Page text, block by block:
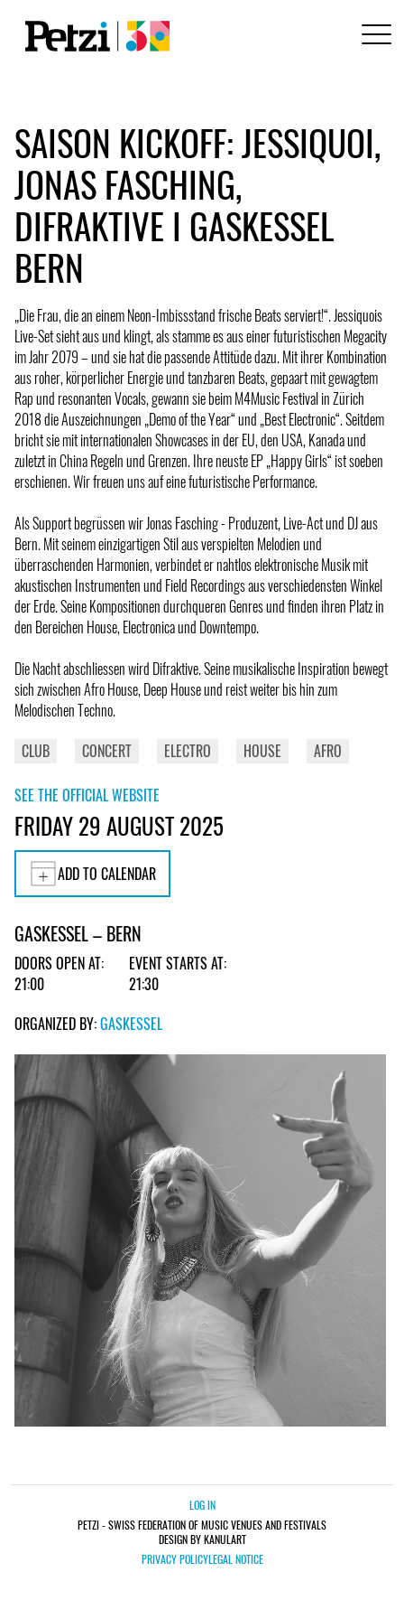
SAISON KICKOFF: JESSIQUOI,
JONAS FASCHING,
DIFRAKTIVE I GASKESSEL
BERN
„Die Frau, die an einem Neon-Imbissstand frische Beats serviert!“. Jessiquois
Live-Set sieht aus und klingt, als stamme es aus einer futuristischen Megacity
im Jahr 2079 – und sie hat die passende Attitüde dazu. Mit ihrer Kombination
aus roher, körperlicher Energie und tanzbaren Beats, gepaart mit gewagtem
Rap und resonanten Vocals, gewann sie beim M4Music Festival in Zürich
2018 die Auszeichnungen „Demo of the Year“ und „Best Electronic“. Seitdem
bricht sie mit internationalen Showcases in der EU, den USA, Kanada und
zuletzt in China Regeln und Grenzen. Ihre neuste EP „Happy Girls“ ist soeben
erschienen. Wir freuen uns auf eine futuristische Performance.
Als Support begrüssen wir Jonas Fasching - Produzent, Live-Act und DJ aus
Bern. Mit seinem einzigartigen Stil aus verspielten Melodien und
überraschenden Harmonien, verbindet er nahtlos elektronische Musik mit
akustischen Instrumenten und Field Recordings aus verschiedensten Winkel
der Erde. Seine Kompositionen durchqueren Genres und finden ihren Platz in
den Bereichen House, Electronica und Downtempo.
Die Nacht abschliessen wird Difraktive. Seine musikalische Inspiration bewegt
sich zwischen Afro House, Deep House und reist weiter bis hin zum
Melodischen Techno.
CLUB
CONCERT ELECTRO HOUSE AFRO
SEE THE OFFICIAL WEBSITE
FRIDAY 29 AUGUST 2025
ADD TO CALENDAR
GASKESSEL – BERN
DOORS OPEN AT:
21:00
EVENT STARTS AT:
21:30
ORGANIZED BY:GASKESSEL
LOG IN
PETZI - SWISS FEDERATION OF MUSIC VENUES AND FESTIVALS
DESIGN BY KANULART
PRIVACY POLICYLEGAL NOTICE